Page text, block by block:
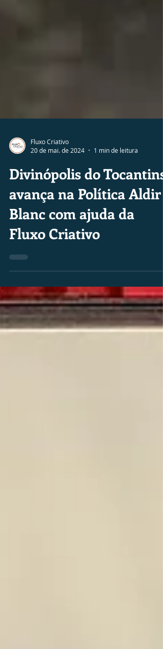
Fluxo Criativo
20 de mai. de 2024
1 min de leitura
Divinópolis do Tocantins
avança na Política Aldir
Blanc com ajuda da
Fluxo Criativo